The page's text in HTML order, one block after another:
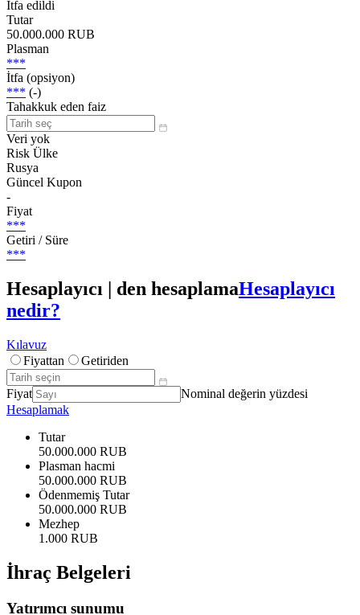
İtfa edildi
Tutar
50.000.000 RUB
Plasman
***
İtfa (opsiyon)
*** (-)
Tahakkuk eden faiz
Veri yok
Risk Ülke
Rusya
Güncel Kupon
-
Fiyat
***
Getiri / Süre
***
Hesaplayıcı | den hesaplamaHesaplayıcı
nedir?
Kılavuz
Fiyattan
Getiriden
Fiyat
Nominal değerin yüzdesi
Hesaplamak
Tutar
50.000.000 RUB
Plasman hacmi
50.000.000 RUB
Ödenmemiş Tutar
50.000.000 RUB
Mezhep
1.000 RUB
İhraç Belgeleri
Yatırımcı sunumu